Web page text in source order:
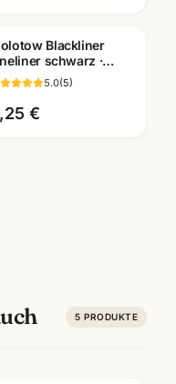
Blackliner
schwarz ·
+
·
5.0(5)
€
5 PRODUKTE